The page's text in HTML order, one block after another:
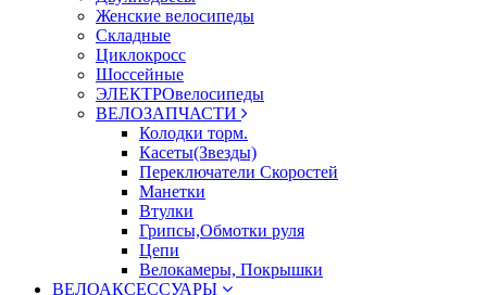
Женские велосипеды
Складные
Циклокросс
Шоссейные
ЭЛЕКТРОвелосипеды
ВЕЛОЗАПЧАСТИ
Колодки торм.
Касеты(Звезды)
Переключатели Скоростей
Манетки
Втулки
Грипсы,Обмотки руля
Цепи
Велокамеры, Покрышки
ВЕЛОАКСЕССУАРЫ